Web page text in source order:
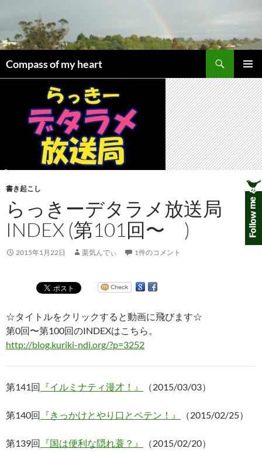
ン
ツ
へ
Compass of my heart
索
メインメ
ニュー
書き起こし
らっきーデタラメ放送局
INDEX (第101回〜 )
2015年1月22日 栗気んでぃ 1件のコメント
☆タイトルをクリックすると動画に飛びます☆
第0回〜第100回のINDEXはこちら。
http://blog.kuriki-ndi.org/?p=3252
第141回 『イルミナティ漫才！』 （2015/03/03）
第140回 『きっかけとやり口とペテン！』 （2015/02/25）
第139回 『国は便利な隠れ蓑？』 （2015/02/20）